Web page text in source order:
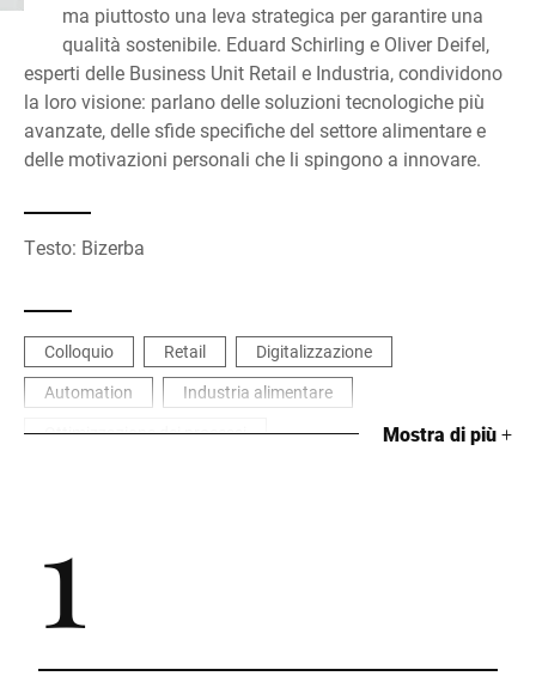
ma piuttosto una leva strategica per garantire una
qualità sostenibile. Eduard Schirling e Oliver Deifel,
esperti delle Business Unit Retail e Industria, condividono
la loro visione: parlano delle soluzioni tecnologiche più
avanzate, delle sfide specifiche del settore alimentare e
delle motivazioni personali che li spingono a innovare.
Testo: Bizerba
Colloquio Retail
Digitalizzazione
Automation
Industria alimentare
Ottimizzazione dei processi
Mostra di più+
1